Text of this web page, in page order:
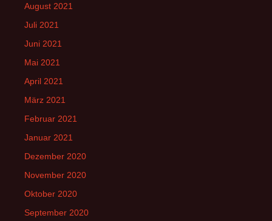
August 2021
Juli 2021
Juni 2021
Mai 2021
April 2021
März 2021
Februar 2021
Januar 2021
Dezember 2020
November 2020
Oktober 2020
September 2020